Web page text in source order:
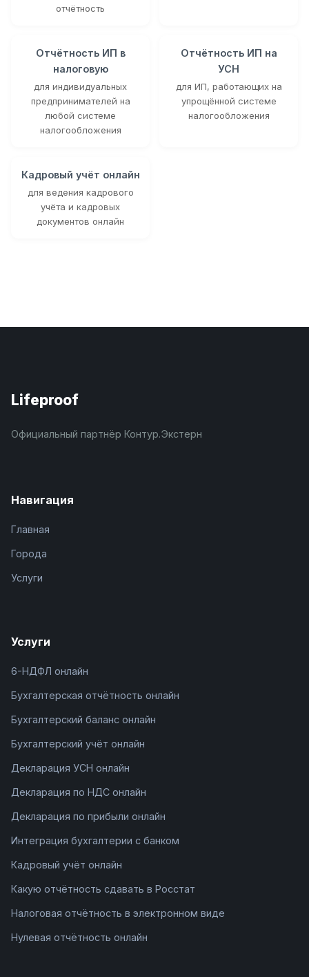
отчётность
Отчётность ИП в
налоговую
для индивидуальных
предпринимателей на
любой системе
налогообложения
Отчётность ИП на
УСН
для ИП, работающих на
упрощённой системе
налогообложения
Кадровый учёт онлайн
для ведения кадрового
учёта и кадровых
документов онлайн
Lifeproof
Официальный партнёр Контур.Экстерн
Навигация
Главная
Города
Услуги
Услуги
6-НДФЛ онлайн
Бухгалтерская отчётность онлайн
Бухгалтерский баланс онлайн
Бухгалтерский учёт онлайн
Декларация УСН онлайн
Декларация по НДС онлайн
Декларация по прибыли онлайн
Интеграция бухгалтерии с банком
Кадровый учёт онлайн
Какую отчётность сдавать в Росстат
Налоговая отчётность в электронном виде
Нулевая отчётность онлайн